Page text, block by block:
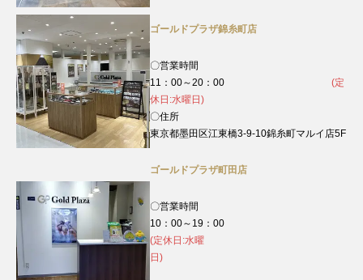
ゴールドプラザ錦糸町店
〇営業時間
11：00～20：00 (定
休日:水曜日)
〇住所
東京都墨田区江東橋3-9-10錦糸町マルイ店5F
ゴールドプラザ町田店
〇営業時間
10：00～19：00
(定休日:水曜
日)